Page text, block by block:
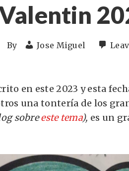
By Jose Miguel
en este 2023 y esta
una tontería de los
sobreeste tema), es un